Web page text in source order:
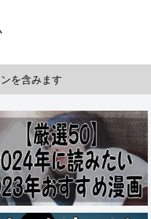
を含みます